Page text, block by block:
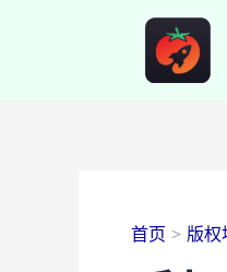
首页 版权